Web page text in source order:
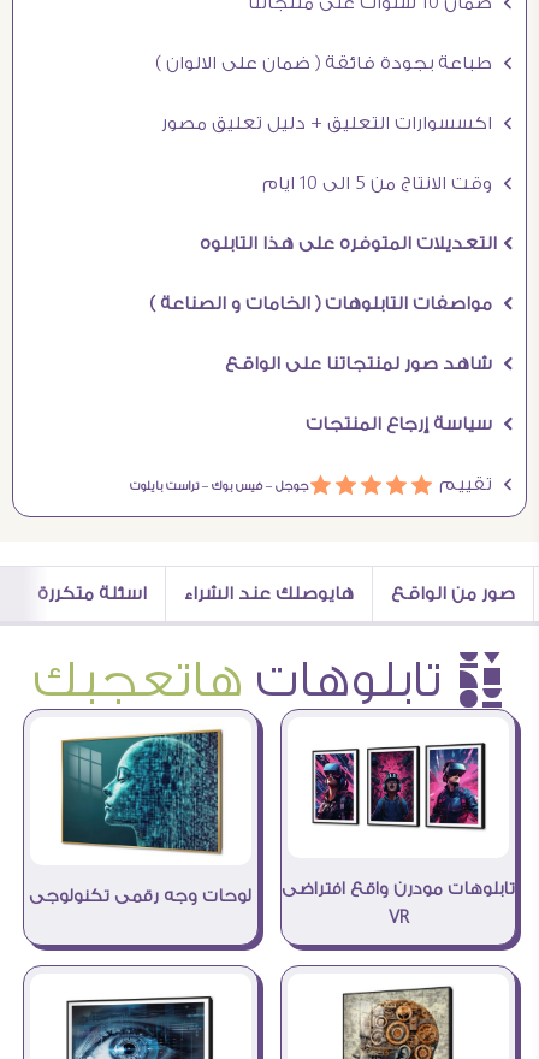
Ö طباعة بجودة فائقة ( ضمان على الالوان )
Ö اكسسوارات التعليق + دليل تعليق مصور
Ö وقت الانتاج من 5 الى 10 ايام
Ö التعديلات المتوفره على هذا التابلوه
Ö مواصفات التابلوهات ( الخامات و الصناعة )
Ö شاهد صور لمنتجاتنا على الواقع
Ö سياسة إرجاع المنتجات
Ö تقييم áááááجوجل –فيس بوك –تراست بايلوت
صور من الواقع هايوصلك عند الشراء اسئلة متكررة
è تابلوهات هاتعجبك
تابلوهات مودرن واقع افتراضى
VR
لوحات وجه رقمى تكنولوجى